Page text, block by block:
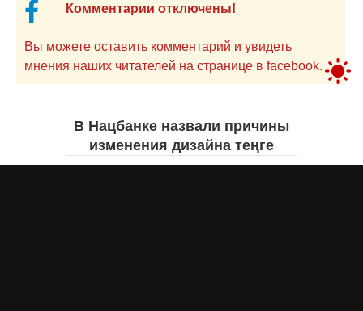
Комментарии отключены!
Вы можете оставить комментарий и увидеть
мнения наших читателей на странице в facebook.
В Нацбанке назвали причины
изменения дизайна теңге